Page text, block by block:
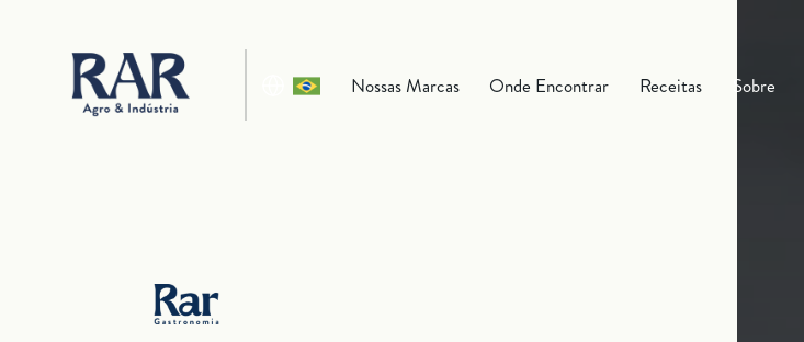
Nossas Marcas Onde Encontrar Receitas Sobre